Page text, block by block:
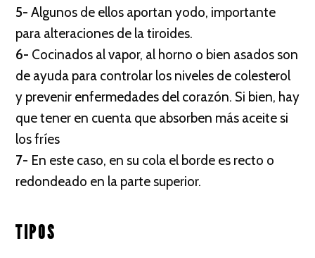
5- Algunos de ellos aportan yodo, importante
para alteraciones de la tiroides.
6- Cocinados al vapor, al horno o bien asados son
de ayuda para controlar los niveles de colesterol
y prevenir enfermedades del corazón. Si bien, hay
que tener en cuenta que absorben más aceite si
los fríes
7- En este caso, en su cola el borde es recto o
redondeado en la parte superior.
TIPOS